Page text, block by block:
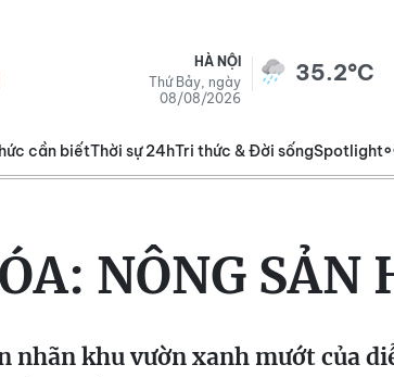
HÀ NỘI
Thứ Bảy, ngày
08/08/2026
35.2°C
cần biếtThời sự 24hTri thức & Đời sốngSpotlight
NÔNG SẢN
nhãn khu vườn xanh mướt của